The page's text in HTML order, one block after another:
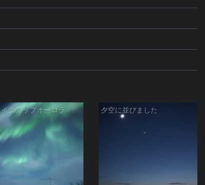
クアップオーロラ 夕空に並びました